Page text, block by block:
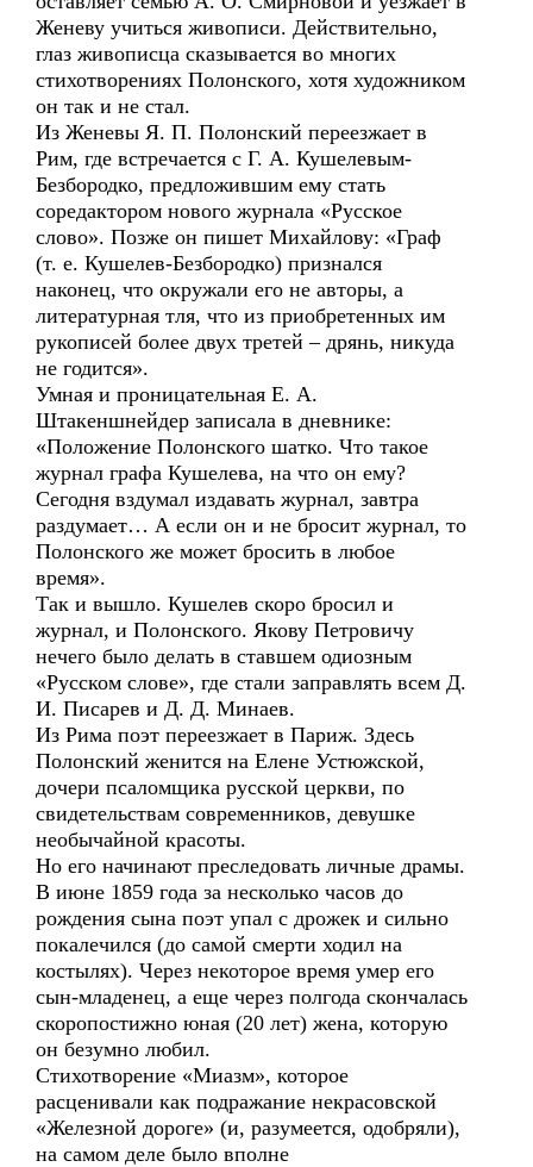
Женеву учиться живописи. Действительно,
глаз живописца сказывается во многих
стихотворениях Полонского, хотя художником
он так и не стал.
Из Женевы Я. П. Полонский переезжает в
Рим, где встречается с Г. А. Кушелевым-
Безбородко, предложившим ему стать
соредактором нового журнала «Русское
слово». Позже он пишет Михайлову: «Граф
(т. е. Кушелев-Безбородко) признался
наконец, что окружали его не авторы, а
литературная тля, что из приобретенных им
рукописей более двух третей – дрянь, никуда
не годится».
Умная и проницательная Е. А.
Штакеншнейдер записала в дневнике:
«Положение Полонского шатко. Что такое
журнал графа Кушелева, на что он ему?
Сегодня вздумал издавать журнал, завтра
раздумает… А если он и не бросит журнал, то
Полонского же может бросить в любое
время».
Так и вышло. Кушелев скоро бросил и
журнал, и Полонского. Якову Петровичу
нечего было делать в ставшем одиозным
«Русском слове», где стали заправлять всем Д.
И. Писарев и Д. Д. Минаев.
Из Рима поэт переезжает в Париж. Здесь
Полонский женится на Елене Устюжской,
дочери псаломщика русской церкви, по
свидетельствам современников, девушке
необычайной красоты.
Но его начинают преследовать личные драмы.
В июне 1859 года за несколько часов до
рождения сына поэт упал с дрожек и сильно
покалечился (до самой смерти ходил на
костылях). Через некоторое время умер его
сын-младенец, а еще через полгода скончалась
скоропостижно юная (20 лет) жена, которую
он безумно любил.
Стихотворение «Миазм», которое
расценивали как подражание некрасовской
«Железной дороге» (и, разумеется, одобряли),
на самом деле было вполне